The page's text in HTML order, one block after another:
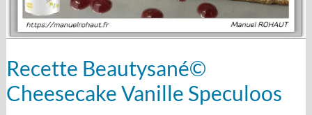
Recette Beautysané©
Cheesecake Vanille Speculoos